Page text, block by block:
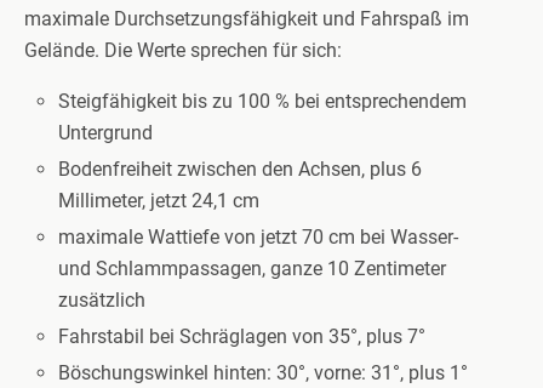
maximale Durchsetzungsfähigkeit und Fahrspaß im
Gelände. Die Werte sprechen für sich:
Steigfähigkeit bis zu 100 % bei entsprechendem
Untergrund
Bodenfreiheit zwischen den Achsen, plus 6
Millimeter, jetzt 24,1 cm
maximale Wattiefe von jetzt 70 cm bei Wasser-
und Schlammpassagen, ganze 10 Zentimeter
zusätzlich
Fahrstabil bei Schräglagen von 35°, plus 7°
Böschungswinkel hinten: 30°, vorne: 31°, plus 1°